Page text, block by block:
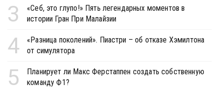
3
«Себ, это глупо!» Пять легендарных моментов в
истории Гран При Малайзии
4
«Разница поколений». Пиастри – об отказе Хэмилтона
от симулятора
5
Планирует ли Макс Ферстаппен создать собственную
команду Ф1?